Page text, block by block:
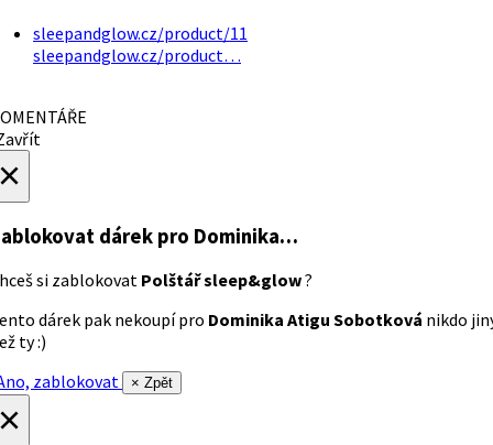
sleepandglow.cz/product/11
sleepandglow.cz/product…
dárek pro Dominika…
si zablokovat Polštář sleep&glow?
dárek pak nekoupí pro Dominika Atigu Sobotková nikdo
ty :)
zablokovat
× Zpět